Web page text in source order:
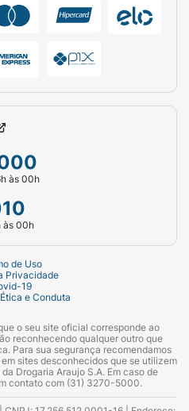
às 00h
às 00h
de Uso
Privacidade
19
e Conduta
o seu site oficial corresponde ao
reconhecendo qualquer outro que
Para sua segurança recomendamos
sites desconhecidos que se utilizem
Drogaria Araujo S.A. Em caso de
contato com (31) 3270-5000.